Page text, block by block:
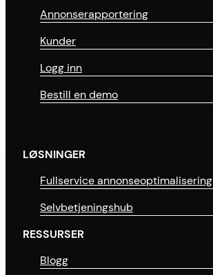
Annonserapportering
Kunder
Logg inn
Bestill en demo
LØSNINGER
Fullservice annonseoptimalisering
Selvbetjeningshub
RESSURSER
Blogg